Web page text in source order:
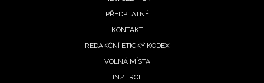
PŘEDPLATNÉ
KONTAKT
REDAKČNÍ ETICKÝ KODEX
VOLNÁ MÍSTA
INZERCE